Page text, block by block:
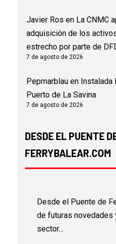
Javier Ros en La CNMC
adquisición de los
estrecho por parte de
7 de agosto de 2026
Pepmarblau en Instalada
Puerto de La Savina
7 de agosto de 2026
DESDE EL PUENTE
FERRYBALEAR.COM
Desde el Puente de
de futuras novedades
sector...